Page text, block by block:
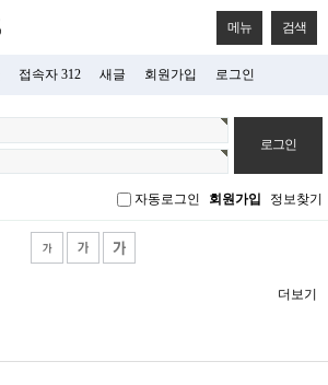
메뉴 검색
접속자 312 새글 회원가입 로그인
자동로그인 회원가입 정보찾기
더보기